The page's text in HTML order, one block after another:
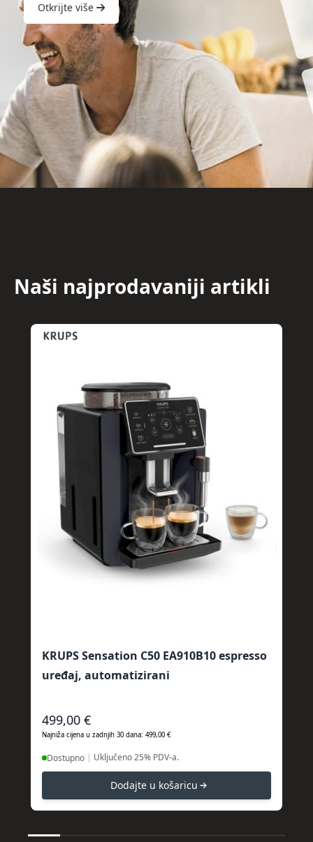
Otkrijte više
Naši najprodavaniji artikli
KRUPS Sensation C50 EA910B10 espresso
uređaj, automatizirani
499,00 €
Najniža cijena u zadnjih 30 dana: 499,00 €
Dostupno | Uključeno 25% PDV-a.
Dodajte u košaricu